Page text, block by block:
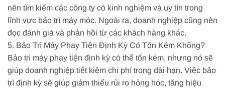
nên tìm kiếm các công ty có kinh nghiệm và uy tín trong
lĩnh vực bảo trì máy móc. Ngoài ra, doanh nghiệp cũng nên
đọc đánh giá và phản hồi từ các khách hàng khác.
5. Bảo Trì Máy Phay Tiện Định Kỳ Có Tốn Kém Không?
Bảo trì máy phay tiện định kỳ có thể tốn kém, nhưng nó sẽ
giúp doanh nghiệp tiết kiệm chi phí trong dài hạn. Việc bảo
trì định kỳ sẽ giúp giảm thiểu rủi ro hỏng hóc, tăng hiệu